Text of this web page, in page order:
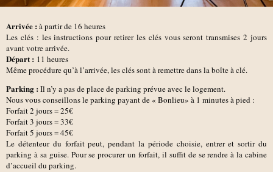
Arrivée : à partir de 16 heures
Les clés : les instructions pour retirer les clés vous seront transmises 2 jours
avant votre arrivée.
Départ : 11 heures
Même procédure qu’à l’arrivée, les clés sont à remettre dans la boîte à clé.
Parking : Il n’y a pas de place de parking prévue avec le logement.
Nous vous conseillons le parking payant de « Bonlieu» à 1 minutes à pied :
Forfait 2 jours = 25€
Forfait 3 jours = 33€
Forfait 5 jours = 45€
Le détenteur du forfait peut, pendant la période choisie, entrer et sortir du
parking à sa guise. Pour se procurer un forfait, il suffit de se rendre à la cabine
d’accueil du parking.